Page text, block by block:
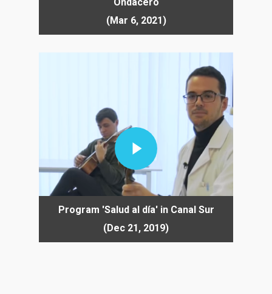
(Mar 6, 2021)
Play Video
Program 'Salud al día' in Canal Sur
(Dec 21, 2019)